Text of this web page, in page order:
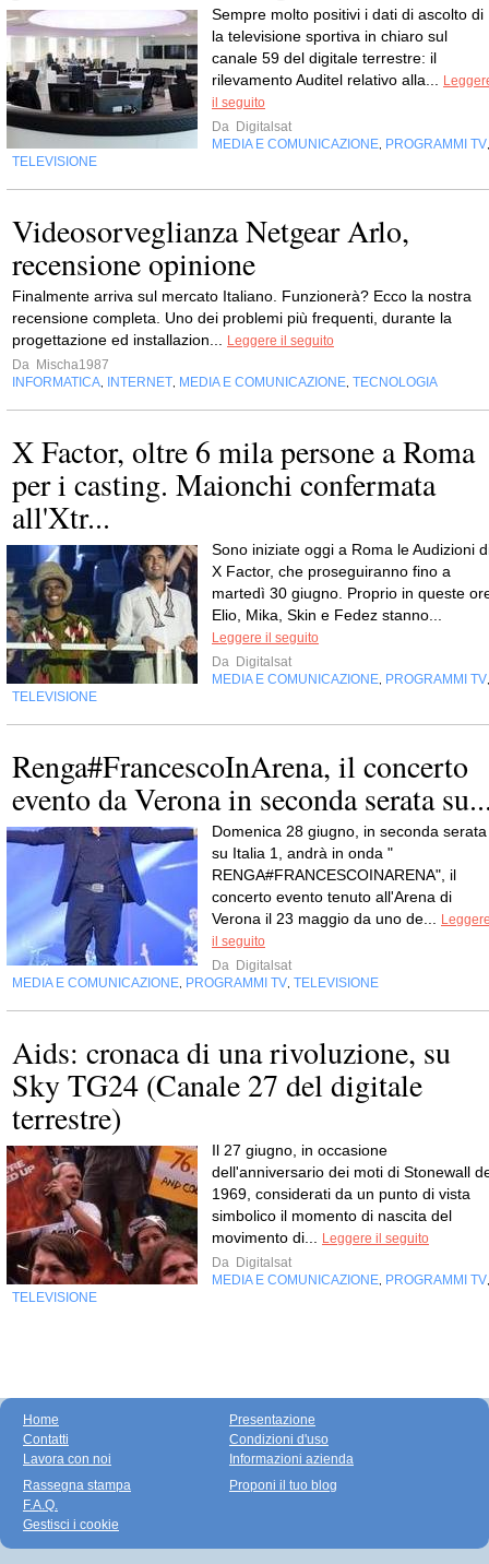
Sempre molto positivi i dati di ascolto di
la televisione sportiva in chiaro sul
canale 59 del digitale terrestre: il
rilevamento Auditel relativo alla...
il seguito
Da Digitalsat
MEDIA E COMUNICAZIONE PROGRAMMI TV
TELEVISIONE
Videosorveglianza Netgear Arlo,
recensione opinione
Finalmente arriva sul mercato Italiano. Funzionerà? Ecco la nostra
recensione completa. Uno dei problemi più frequenti, durante la
progettazione ed installazion...
Leggere il seguito
Da Mischa1987
INFORMATICA
INTERNET MEDIA E COMUNICAZIONE TECNOLOGIA
X Factor, oltre 6 mila persone a Roma
per i casting. Maionchi confermata
all'Xtr...
Sono iniziate oggi a Roma le Audizioni
X Factor, che proseguiranno fino a
martedì 30 giugno. Proprio in queste
Elio, Mika, Skin e Fedez stanno...
Leggere il seguito
Da Digitalsat
MEDIA E COMUNICAZIONE PROGRAMMI TV
TELEVISIONE
Renga#FrancescoInArena, il concerto
evento da Verona in seconda serata
Domenica 28 giugno, in seconda serata
su Italia 1, andrà in onda "
RENGA#FRANCESCOINARENA", il
concerto evento tenuto all'Arena di
Verona il 23 maggio da uno de...
il seguito
Da Digitalsat
MEDIA E COMUNICAZIONE PROGRAMMI TV TELEVISIONE
Aids: cronaca di una rivoluzione, su
Sky TG24 (Canale 27 del digitale
terrestre)
Il 27 giugno, in occasione
dell'anniversario dei moti di Stonewall
1969, considerati da un punto di vista
simbolico il momento di nascita del
movimento di...
Leggere il seguito
Da Digitalsat
MEDIA E COMUNICAZIONE PROGRAMMI TV
TELEVISIONE
Home
Contatti
Lavora con noi
Presentazione
Condizioni d'uso
Informazioni azienda
Rassegna stampa
F.A.Q.
Gestisci i cookie
Proponi il tuo blog